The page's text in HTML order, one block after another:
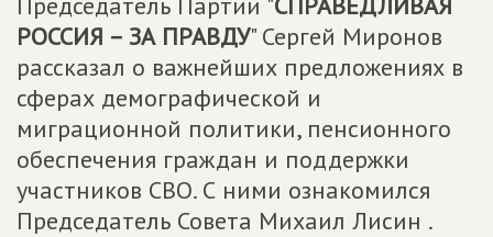
РОССИЯ – ЗА ПРАВДУ" Сергей Миронов
рассказал о важнейших предложениях в
сферах демографической и
миграционной политики, пенсионного
обеспечения граждан и поддержки
участников СВО. С ними ознакомился
Председатель Совета Михаил Лисин .